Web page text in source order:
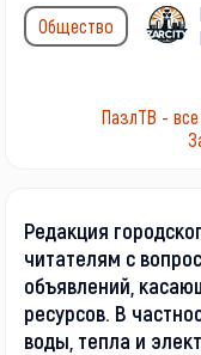
Общество
ПазлТВ -
Редакция
читателям с
объявлений,
ресурсов. В
воды, тепла и